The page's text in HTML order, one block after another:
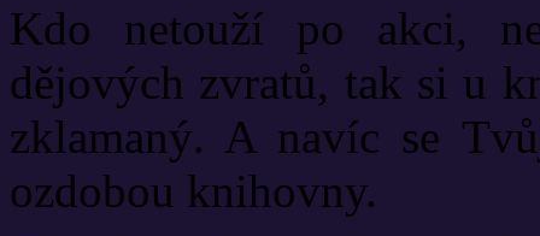
Kdo netouží po akci,
dějových zvratů, tak si u
zklamaný. A navíc se
ozdobou knihovny.